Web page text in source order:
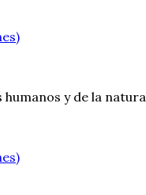
y de la